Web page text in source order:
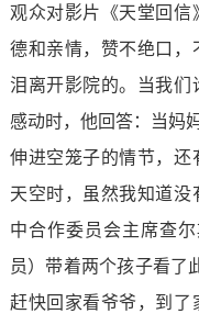
观众对影片《天堂回信
德和亲情，赞不绝口，
泪离开影院的。当我
感动时，他回答：当妈
伸进空笼子的情节，还
天空时，虽然我知道
中合作委员会主席查
员）带着两个孩子看了
赶快回家看爷爷，到了